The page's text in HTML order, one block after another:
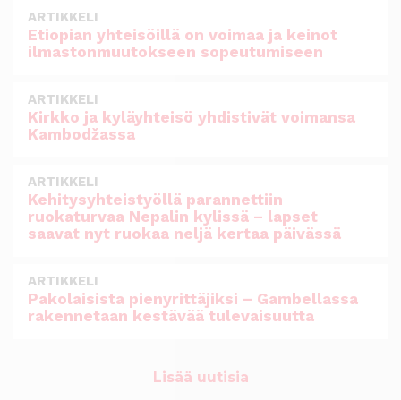
ARTIKKELI
Etiopian yhteisöillä on voimaa ja keinot
ilmastonmuutokseen sopeutumiseen
ARTIKKELI
Kirkko ja kyläyhteisö yhdistivät voimansa
Kambodžassa
ARTIKKELI
Kehitysyhteistyöllä parannettiin
ruokaturvaa Nepalin kylissä – lapset
saavat nyt ruokaa neljä kertaa päivässä
ARTIKKELI
Pakolaisista pienyrittäjiksi – Gambellassa
rakennetaan kestävää tulevaisuutta
Lisää uutisia